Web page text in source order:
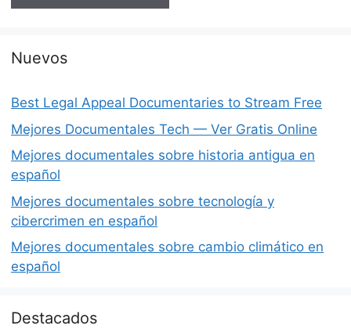
Nuevos
Best Legal Appeal Documentaries to Stream Free
Mejores Documentales Tech — Ver Gratis Online
Mejores documentales sobre historia antigua en
español
Mejores documentales sobre tecnología y
cibercrimen en español
Mejores documentales sobre cambio climático en
español
Destacados